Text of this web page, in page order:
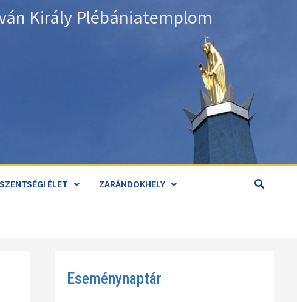
Király Plébániatemplom
SZENTSÉGI ÉLET ZARÁNDOKHELY
Eseménynaptár